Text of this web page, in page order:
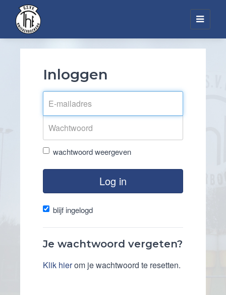
Inloggen
wachtwoord weergeven
Log in
blijf ingelogd
Je wachtwoord vergeten?
Klik hierom je wachtwoord te resetten.